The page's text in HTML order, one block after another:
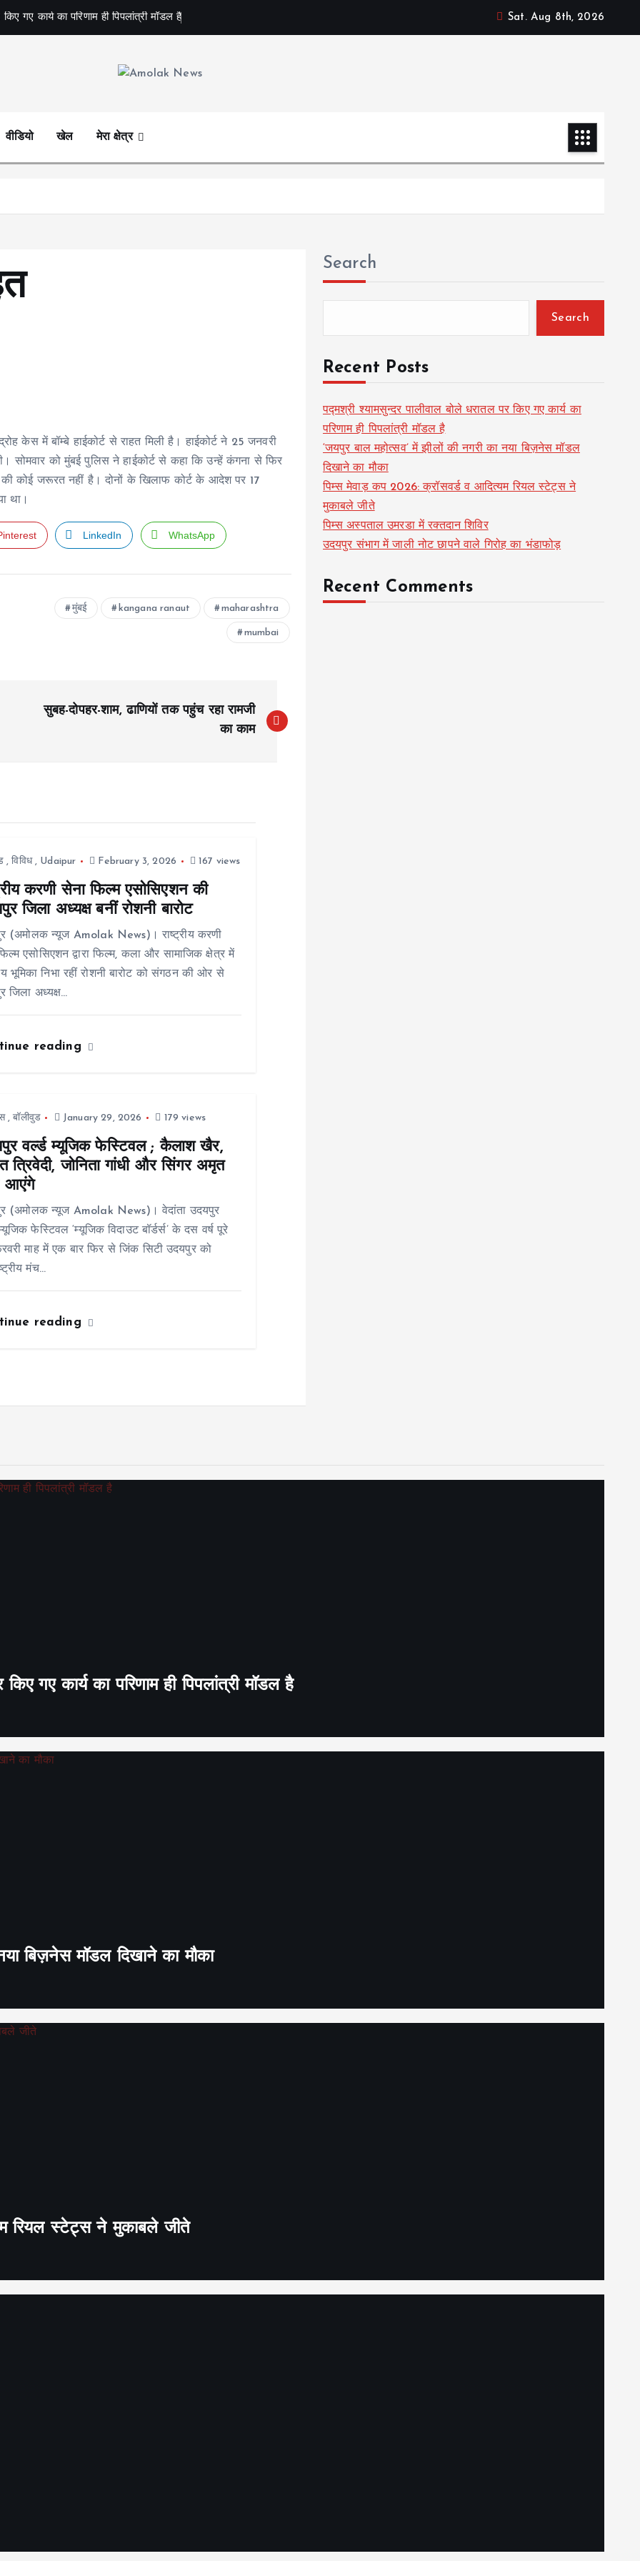
गए कार्य का परिणाम ही पिपलांत्री मॉडल है Sat. Aug 8th, 2026
वीडियो खेल मेरा क्षेत्र
केस में बॉम्बे हाईकोर्ट से राहत मिली है। हाईकोर्ट ने 25 जनवरी
सोमवार को मुंबई पुलिस ने हाईकोर्ट से कहा कि उन्हें कंगना से फिर
कोई जरूरत नहीं है। दोनों के खिलाफ कोर्ट के आदेश पर 17
था।
LinkedIn WhatsApp
मुंबई kangana ranaut maharashtra
mumbai
सुबह-दोपहर-शाम, ढाणियों तक पहुंच रहा रामजी
का काम
,विविध, Udaipur February 3, 2026 167 views
करणी सेना फिल्म एसोसिएशन की
जिला अध्यक्ष बनीं रोशनी बारोट
(अमोलक न्यूज Amolak News)। राष्ट्रीय करणी
एसोसिएशन द्वारा फिल्म, कला और सामाजिक क्षेत्र में
भूमिका निभा रहीं रोशनी बारोट को संगठन की ओर से
जिला अध्यक्ष…
reading
,बॉलीवुड January 29, 2026 179 views
वर्ल्ड म्यूजिक फेस्टिवल ; कैलाश खैर,
त्रिवेदी, जोनिता गांधी और सिंगर अमृत
आएंगे
(अमोलक न्यूज Amolak News)। वेदांता उदयपुर
फेस्टिवल ‘म्यूजिक विदाउट बॉर्डर्स’ के दस वर्ष पूरे
माह में एक बार फिर से जिंक सिटी उदयपुर को
मंच…
reading
Search
Search
Recent Posts
पद्मश्री श्यामसुन्दर पालीवाल बोले धरातल पर किए गए कार्य का
परिणाम ही पिपलांत्री मॉडल है
‘जयपुर बाल महोत्सव’ में झीलों की नगरी का नया बिज़नेस मॉडल
दिखाने का मौका
पिम्स मेवाड़ कप 2026: क्रॉसवर्ड व आदित्यम रियल स्टेट्स ने
मुकाबले जीते
पिम्स अस्पताल उमरडा में रक्तदान शिविर
उदयपुर संभाग में जाली नोट छापने वाले गिरोह का भंडाफोड़
Recent Comments
गए कार्य का परिणाम ही पिपलांत्री मॉडल है
बिज़नेस मॉडल दिखाने का मौका
रियल स्टेट्स ने मुकाबले जीते